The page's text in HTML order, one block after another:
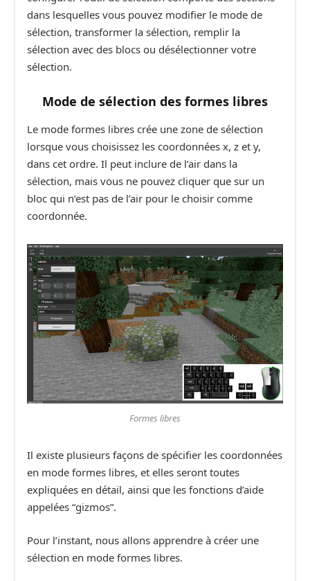
dans lesquelles vous pouvez modifier le mode de
sélection, transformer la sélection, remplir la
sélection avec des blocs ou désélectionner votre
sélection.
Mode de sélection des formes libres
Le mode formes libres crée une zone de sélection
lorsque vous choisissez les coordonnées x, z et y,
dans cet ordre. Il peut inclure de l’air dans la
sélection, mais vous ne pouvez cliquer que sur un
bloc qui n’est pas de l’air pour le choisir comme
coordonnée.
Formes libres
Il existe plusieurs façons de spécifier les coordonnées
en mode formes libres, et elles seront toutes
expliquées en détail, ainsi que les fonctions d’aide
appelées “gizmos”.
Pour l’instant, nous allons apprendre à créer une
sélection en mode formes libres.